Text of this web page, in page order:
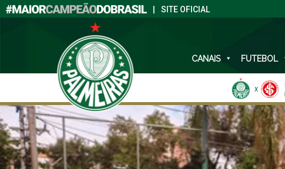
SITE OFICIAL
CANAIS FUTEBOL
X